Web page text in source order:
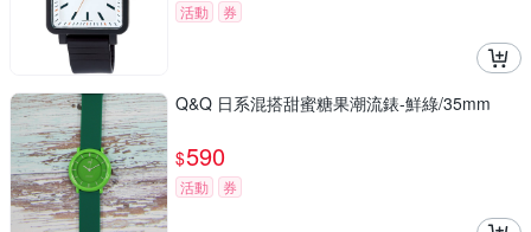
活動 券
Q&Q 日系混搭甜蜜糖果潮流錶-鮮綠/35mm
$590
活動 券